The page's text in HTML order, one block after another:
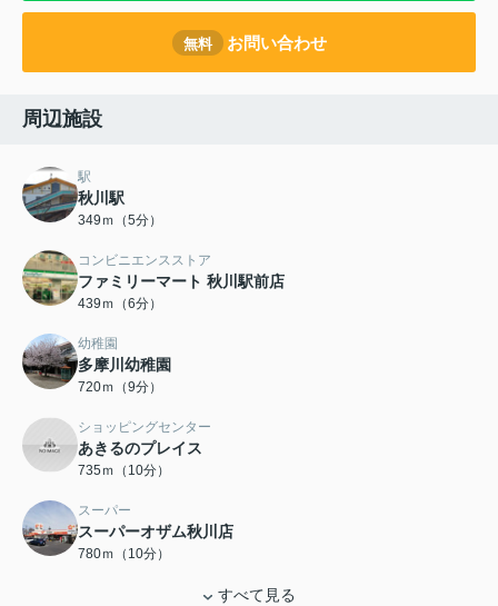
無料 お問い合わせ
周辺施設
駅
秋川駅
349ｍ（5分）
コンビニエンスストア
ファミリーマート 秋川駅前店
439ｍ（6分）
幼稚園
多摩川幼稚園
720ｍ（9分）
ショッピングセンター
あきるのプレイス
735ｍ（10分）
スーパー
スーパーオザム秋川店
780ｍ（10分）
すべて見る